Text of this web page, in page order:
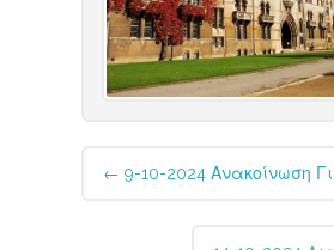
Post
navigation
← 9-10-2024 Ανακοίνωση